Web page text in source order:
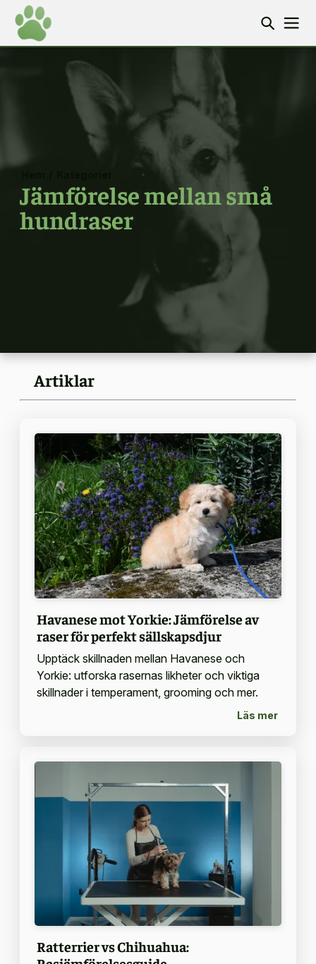
Jämförelse mellan små
hundraser
Artiklar
Havanese mot Yorkie: Jämförelse av
raser för perfekt sällskapsdjur
Upptäck skillnaden mellan Havanese och
Yorkie: utforska rasernas likheter och viktiga
skillnader i temperament, grooming och mer.
Läs mer
Ratterrier vs Chihuahua: